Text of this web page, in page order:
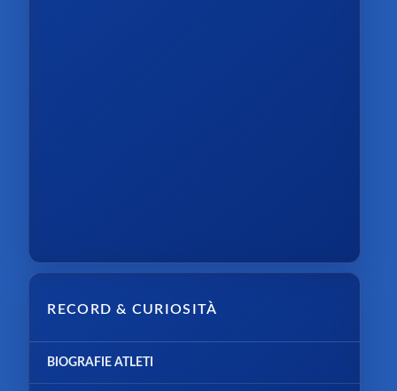
RECORD & CURIOSITÀ
BIOGRAFIE ATLETI